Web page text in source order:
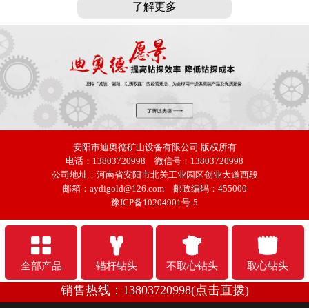
了解更多
安阳市迪奥德矿山设备有限公司 版权所有
电话：13803720998 微信号：13803720998
公司地址：河南省安阳市北关工业园区创业大道西段
邮箱：aydigold@126.com 邮政编码：455000
豫ICP备10204901号-5
全部产品 锚杆钻头 不取心钻头 取心钻头
销售热线：13803720998(点击直拨)